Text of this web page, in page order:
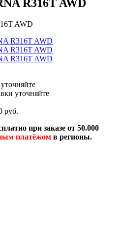
R316T AWD
уточняйте
уточняйте
руб.
при заказе от 50.000
платёжом в регионы.